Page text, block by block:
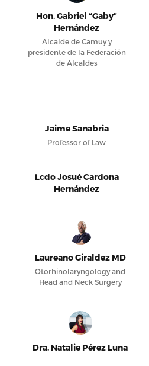
Hon. Gabriel “Gaby”
Hernández
Alcalde de Camuy y
presidente de la Federación
de Alcaldes
Jaime Sanabria
Professor of Law
Lcdo Josué Cardona
Hernández
Laureano Giraldez MD
Otorhinolaryngology and
Head and Neck Surgery
Dra. Natalie Pérez Luna